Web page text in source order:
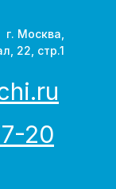
г. Москва,
22, стр.1
20